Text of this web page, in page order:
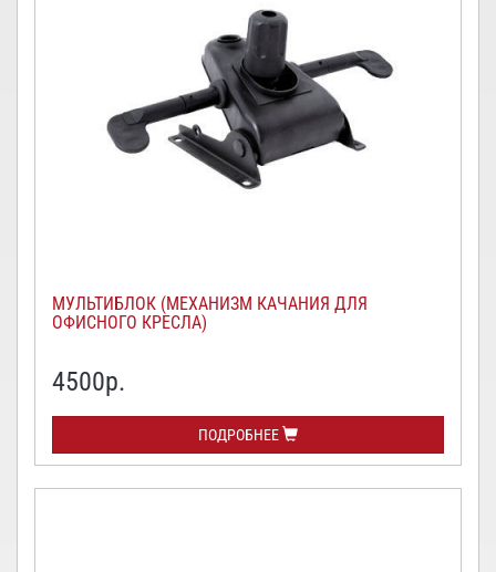
МУЛЬТИБЛОК (МЕХАНИЗМ КАЧАНИЯ ДЛЯ
ОФИСНОГО КРЕСЛА)
4500р.
ПОДРОБНЕЕ